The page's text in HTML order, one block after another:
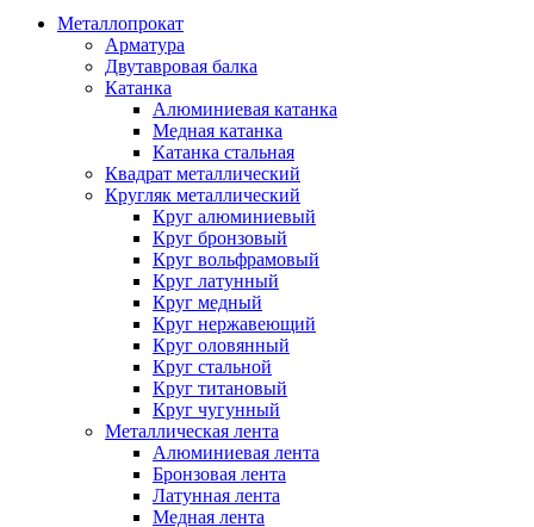
Металлопрокат
Арматура
Двутавровая балка
Катанка
Алюминиевая катанка
Медная катанка
Катанка стальная
Квадрат металлический
Кругляк металлический
Круг алюминиевый
Круг бронзовый
Круг вольфрамовый
Круг латунный
Круг медный
Круг нержавеющий
Круг оловянный
Круг стальной
Круг титановый
Круг чугунный
Металлическая лента
Алюминиевая лента
Бронзовая лента
Латунная лента
Медная лента